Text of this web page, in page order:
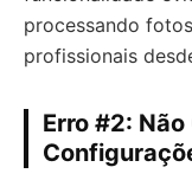
processando
profissionais
Erro #2: